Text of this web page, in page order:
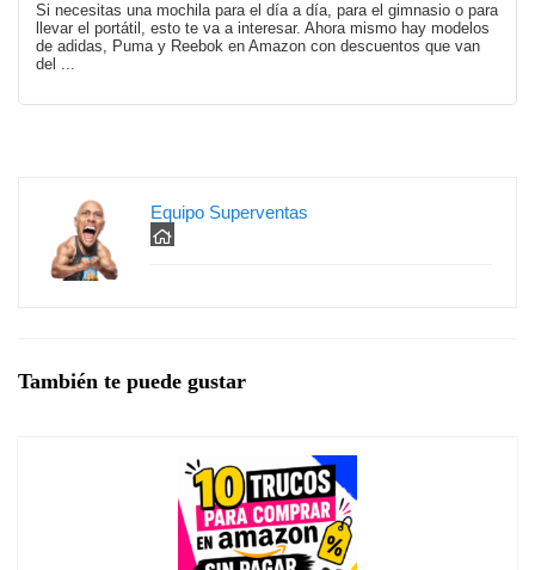
Si necesitas una mochila para el día a día, para el gimnasio o para
llevar el portátil, esto te va a interesar. Ahora mismo hay modelos
de adidas, Puma y Reebok en Amazon con descuentos que van
del ...
Equipo Superventas
También te puede gustar